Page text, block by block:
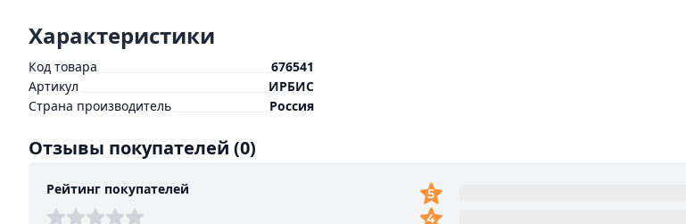
Характеристики
Код товара
676541
Артикул
ИРБИС
Страна производитель
Россия
Отзывы покупателей (0)
Рейтинг покупателей